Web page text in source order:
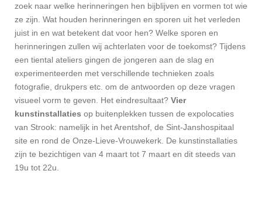
zoek naar welke herinneringen hen bijblijven en vormen tot wie
ze zijn. Wat houden herinneringen en sporen uit het verleden
juist in en wat betekent dat voor hen? Welke sporen en
herinneringen zullen wij achterlaten voor de toekomst? Tijdens
een tiental ateliers gingen de jongeren aan de slag en
experimenteerden met verschillende technieken zoals
fotografie, drukpers etc. om de antwoorden op deze vragen
visueel vorm te geven. Het eindresultaat? Vier
kunstinstallaties op buitenplekken tussen de expolocaties
van Strook: namelijk in het Arentshof, de Sint-Janshospitaal
site en rond de Onze-Lieve-Vrouwekerk. De kunstinstallaties
zijn te bezichtigen van 4 maart tot 7 maart en dit steeds van
19u tot 22u.